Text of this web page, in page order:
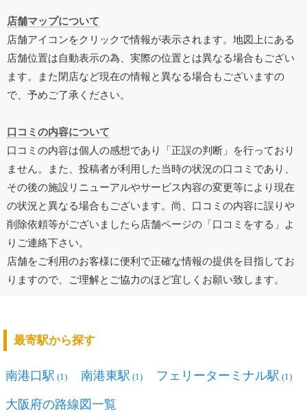
店舗マップについて
店舗アイコンをクリックで情報が表示されます。地図上にある
店舗位置は自動表示の為、実際の位置とは異なる場合もござい
ます。また閉店など現在の情報と異なる場合もございますの
で、予めご了承ください。
口コミの内容について
口コミの内容は個人の感想であり「正誤の判断」を行っており
ません。また、投稿者が利用した当時の状況の口コミであり、
その後の施設リニューアルやサービス内容の変更等により現在
の状況と異なる場合もございます。尚、口コミの内容に誤りや
削除依頼等がございましたら店舗ページの「口コミをする」よ
りご連絡下さい。
店舗をご利用のお客様に便利で正確な情報の提供を目指してお
りますので、ご理解とご協力のほど宜しくお願い致します。
最寄駅から探す
南港口駅 (1) 南港東駅 (1) フェリーターミナル駅 (1)
大阪府の路線図一覧